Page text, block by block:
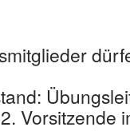
Vorsitzende